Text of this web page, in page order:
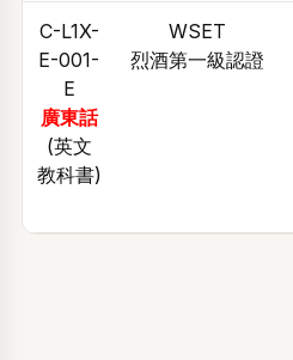
C-L1X-
E-001-
E
廣東話
(英文
教科書)
WSET
烈酒第一級認證